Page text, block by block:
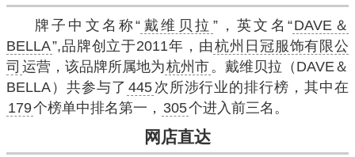
牌子中文名称“ 戴维贝拉 ”，英文名“DAVE＆
BELLA”,品牌创立于2011年，由杭州日冠服饰有限公
司 运营，该品牌所属地为杭州市。戴维贝拉（DAVE＆
BELLA）共参与了 445 次所涉行业的排行榜，其中在
179个榜单中排名第一， 305个进入前三名。
网店直达